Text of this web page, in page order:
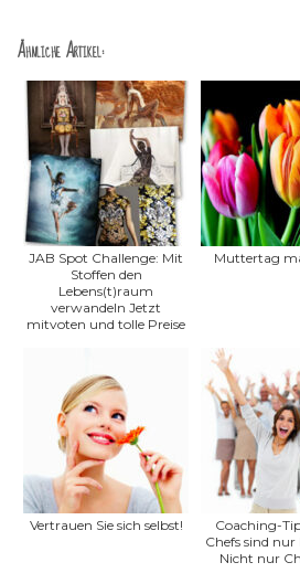
Ähnliche Artikel:
JAB Spot Challenge: Mit
Stoffen den
Lebens(t)raum
verwandeln Jetzt
mitvoten und tolle Preise
Muttertag
Vertrauen Sie sich selbst!
Coaching-
Chefs sind nur
Nicht nur